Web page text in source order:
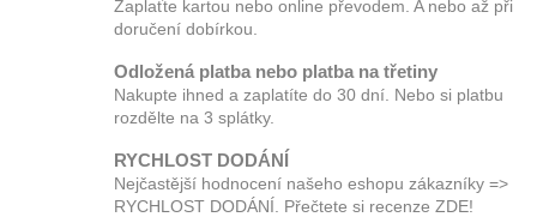
Zaplaťte kartou nebo online převodem. A nebo až při
doručení dobírkou.
Odložená platba nebo platba na třetiny
Nakupte ihned a zaplatíte do 30 dní. Nebo si platbu
rozdělte na 3 splátky.
RYCHLOST DODÁNÍ
Nejčastější hodnocení našeho eshopu zákazníky =>
RYCHLOST DODÁNÍ. Přečtete si recenze ZDE!